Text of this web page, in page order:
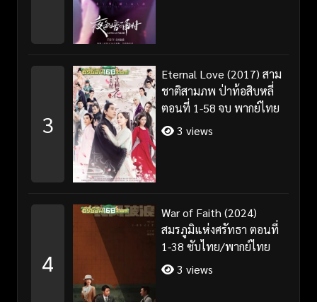
3
Eternal Love (2017) สาม
ชาติสามภพ ป่าท้อสิบหลี่
ตอนที่ 1-58 จบ พากย์ไทย
3 views
4
War of Faith (2024)
สมรภูมิแห่งศรัทธา ตอนที่
1-38 ซับไทย/พากย์ไทย
3 views